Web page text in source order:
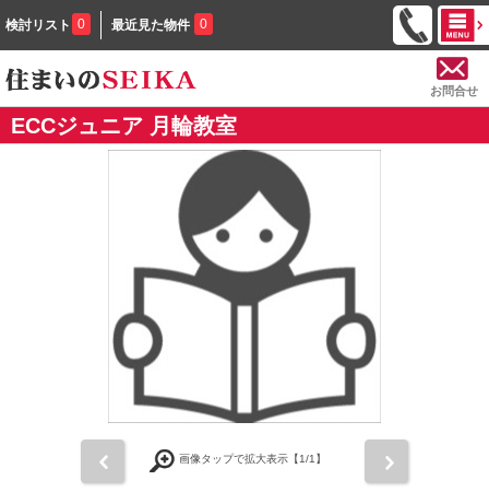
検討リスト 0 最近見た物件 0
お問合せ
ECCジュニア 月輪教室
画像タップで拡大表示【1/1】